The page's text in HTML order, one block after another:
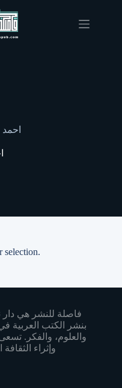
selection.
بنشر الكتب العربية
والعلوم، والفكر.
وإثراء